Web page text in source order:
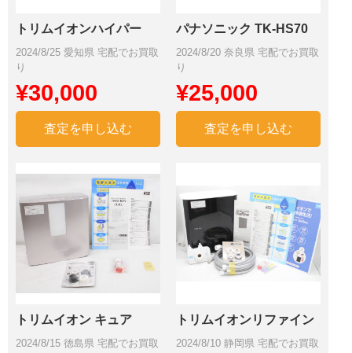
トリムイオンハイパー
2024/8/25 愛知県 宅配でお買取
り
¥30,000
査定を申し込む
パナソニック TK-HS70
2024/8/20 奈良県 宅配でお買取
り
¥25,000
査定を申し込む
トリムイオン キュア
2024/8/15 徳島県 宅配でお買取
トリムイオンリファイン
2024/8/10 静岡県 宅配でお買取